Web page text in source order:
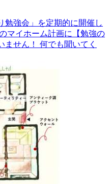
勉強会」を定期的に開催し
マイホーム計画に【勉強の
ません！ 何でも聞いてく